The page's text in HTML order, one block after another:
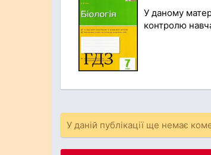
У даному
контролю
У даній публікації ще немає